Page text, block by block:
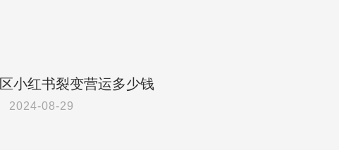
小红书裂变营运多少钱
2024-08-29